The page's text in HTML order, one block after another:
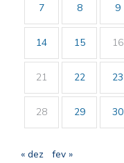
7 8 9
14 15 16
21 22 23
28 29 30
« dez fev »